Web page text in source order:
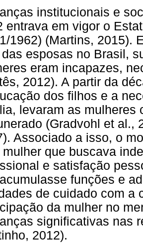
institucionais e
entrava em vigor o
1962) (Martins, 2015).
esposas no Brasil,
eram incapazes,
2012). A partir da
dos filhos e a
levaram as mulheres
(Gradvohl et al.,
Associado a isso, o
mulher que buscava
e satisfação
funções e
de cuidado com a
da mulher no
significativas nas
2012).